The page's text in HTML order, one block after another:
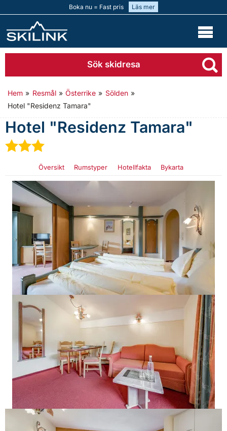
Boka nu = Fast pris Läs mer
Sök skidresa
Hem » Resmål » Österrike » Sölden »
Hotel "Residenz Tamara"
Hotel "Residenz Tamara"
★★
Översikt Rumstyper Hotellfakta Bykarta